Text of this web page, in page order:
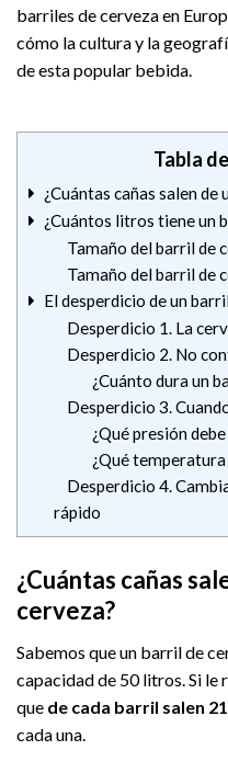
barriles de cerveza en
cómo la cultura y la
de esta popular bebida.
Tabla
¿Cuántas cañas salen de
¿Cuántos litros tiene un
Tamaño del barril de
Tamaño del barril de
El desperdicio de un
Desperdicio 1. La
Desperdicio 2. No
¿Cuánto dura un
Desperdicio 3.
¿Qué presión
¿Qué
Desperdicio 4.
rápido
¿Cuántas cañas
cerveza?
Sabemos que un barril de
capacidad de 50 litros. Si le
que de cada barril salen
cada una.